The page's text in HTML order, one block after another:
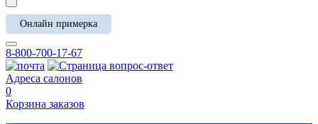
Онлайн примерка
8-800-700-17-67
Адреса салонов
0
Корзина заказов